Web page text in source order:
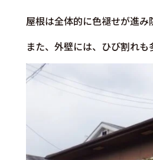
屋根は全体的に色褪せが進み
また、外壁には、ひび割れも